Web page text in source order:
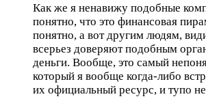
Как же я ненавижу подобные
понятно, что это финансовая
понятно, а вот другим людям,
всерьез доверяют подобным
деньги. Вообще, это самый
который я вообще когда-либо
их официальный ресурс, и тупо